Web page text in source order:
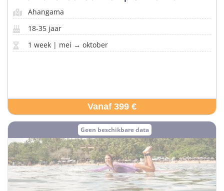
Malta
Nederland
Buitenland
Surfkampen Buitenland
Surfkampen 18+
Taalvakanties Duits
Ahangama
18-35 jaar
1 week | mei → oktober
Vanaf 399 €
Geen beschikbare data